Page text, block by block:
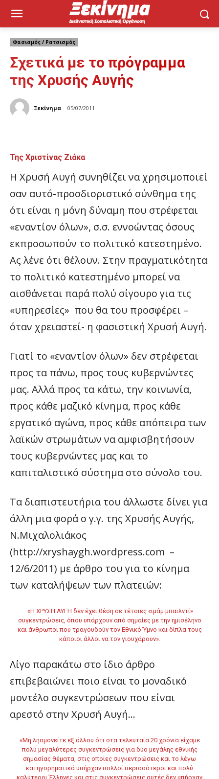
Φασισμός / Ρατσισμός
Σχετικά με το πρόγραμμα
της Χρυσής Αυγής
Ξεκίνημα 05/07/2011
Της Χριστίνας Ζιάκα
Η Χρυσή Αυγή συνηθίζει να χρησιμοποιεί
σαν αυτό-προσδιοριστικό σύνθημα της
ότι είναι η μόνη δύναμη που στρέφεται
«εναντίον όλων», σ.σ. εννοώντας όσους
εκπροσωπούν το πολιτικό κατεστημένο.
Ας λένε ότι θέλουν. Στην πραγματικότητα
το πολιτικό κατεστημένο μπορεί να
αισθάνεται παρά πολύ σίγουρο για τις
«υπηρεσίες» που θα του προσφέρει –
όταν χρειαστεί- η φασιστική Χρυσή Αυγή.
Γιατί το «εναντίον όλων» δεν στρέφεται
προς τα πάνω, προς τους κυβερνώντες
μας. Αλλά προς τα κάτω, την κοινωνία,
προς κάθε μαζικό κίνημα, προς κάθε
εργατικό αγώνα, προς κάθε απόπειρα των
λαϊκών στρωμάτων να αμφισβητήσουν
τους κυβερνώντες μας και το
καπιταλιστικό σύστημα στο σύνολο του.
Τα διαπιστευτήρια του άλλωστε δίνει για
άλλη μια φορά ο γ.γ. της Χρυσής Αυγής,
Ν.Μιχαλολιάκος
(http://xryshaygh.wordpress.com –
12/6/2011) με άρθρο του για το κίνημα
των καταλήψεων των πλατειών:
«Η ΧΡΥΣΗ ΑΥΓΗ δεν έχει θέση σε τέτοιες «ιμάμ μπαϊλντί»
συγκεντρώσεις, όπου υπάρχουν από σημαίες με την ημισέληνο
και άνθρωποι που τραγουδούν τον Εθνικό Ύμνο και δίπλα τους
κάποιοι άλλοι να τον γιουχάρουν».
Λίγο παρακάτω στο ίδιο άρθρο
επιβεβαιώνει ποιο είναι το μοναδικό
μοντέλο συγκεντρώσεων που είναι
αρεστό στην Χρυσή Αυγή…
«Μη λησμονείτε εξ άλλου ότι στα τελευταία 20 χρόνια είχαμε
πολύ μεγαλύτερες συγκεντρώσεις για δύο μεγάλης εθνικής
σημασίας θέματα, στις οποίες συγκεντρώσεις και το λέγω
κατηγορηματικά υπήρχαν πολλοί περισσότεροι και πολύ
καλύτεροι Έλληνες και στις συγκεντρώσεις αυτές δεν υπήρχαν